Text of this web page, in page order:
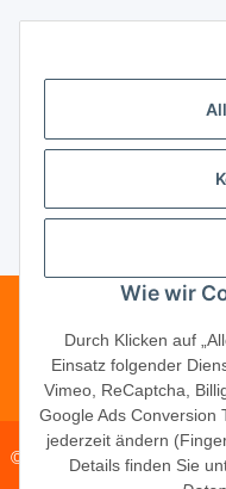
Unsere Partner
Unternehmen
© 2026 · PM Service GmbH
Wie wir
Durch Klicken auf
Einsatz folgender
Vimeo, ReCaptcha,
Google Ads Conversion
jederzeit ändern
Details finden Sie